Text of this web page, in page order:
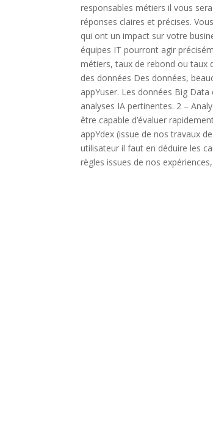
responsables métiers il vous
réponses claires et précises.
qui ont un impact sur votre
équipes IT pourront agir
métiers, taux de rebond ou taux
des données Des données,
appYuser. Les données Big
analyses IA pertinentes. 2 –
être capable d’évaluer
appYdex (issue de nos travaux
utilisateur il faut en déduire les
règles issues de nos